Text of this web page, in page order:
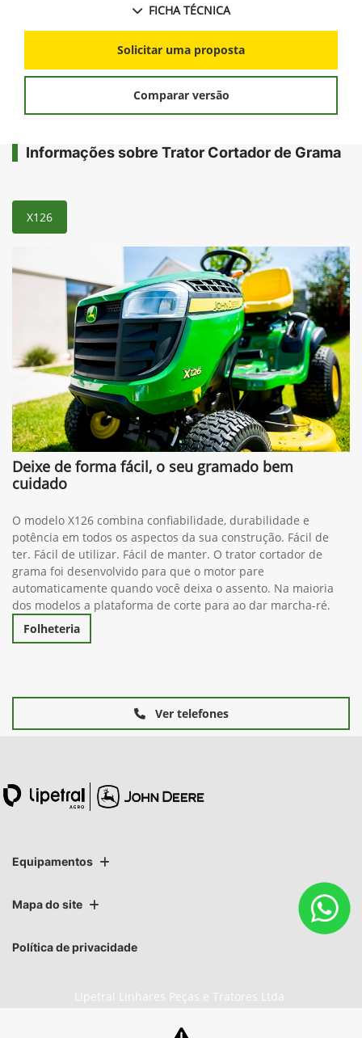
FICHA TÉCNICA
Solicitar uma proposta
Comparar versão
Informações sobre Trator Cortador de Grama
X126
Deixe de forma fácil, o seu gramado bem
cuidado
O modelo X126 combina confiabilidade, durabilidade e
potência em todos os aspectos da sua construção. Fácil de
ter. Fácil de utilizar. Fácil de manter. O trator cortador de
grama foi desenvolvido para que o motor pare
automaticamente quando você deixa o assento. Na maioria
dos modelos a plataforma de corte para ao dar marcha-ré.
Folheteria
Ver telefones
Equipamentos
Mapa do site
Política de privacidade
Lipetral Linhares Peças e Tratores Ltda
CNPJ: 27.733.195/0003-05